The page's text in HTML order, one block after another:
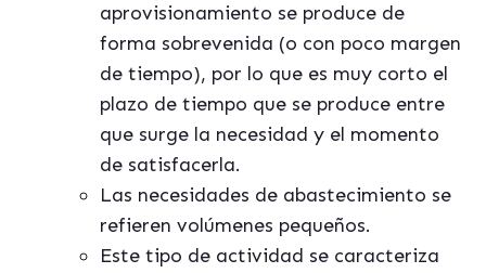
aprovisionamiento se produce de
forma sobrevenida (o con poco margen
de tiempo), por lo que es muy corto el
plazo de tiempo que se produce entre
que surge la necesidad y el momento
de satisfacerla.
Las necesidades de abastecimiento se
refieren volúmenes pequeños.
Este tipo de actividad se caracteriza